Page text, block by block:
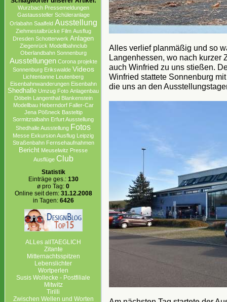
Wurzbach Pressemeldungen
Gastaussteller Schüleranlage
Orlabahn Saalfeld Ausstellung
Ziehmestalbrücke Film Ausflug
Dresden Schotterwerk Anlagen
Ziegenrück Modellbahnclub
Oberlandbahn Sonnenburg
Ausstellungen Corona projekte
Sonnenburg Erikswalde Videos
Lichtentanne Leutenberg
Eisenbahnwanderungen Eisenbahn
Shedhalle Umzug Foto Anlagenbau
Döbeln Langenthal Blankenstein
Modellbau Heberndorf Faller-Car
Jena Pößneck Basteltip
Sormitztalbahn Erfurt Ausstellung
Shedhalle Ausstellung Fotos
Messe Exkursion Ausflug Leipzig
Straßenbahn Fernsehaufnahmen
Bericht Meuselwitz Presse
Ausflüge Club
Statistik
Einträge ges.: 130
ø pro Tag: 0
Online seit dem: 31.12.2008
in Tagen: 6426
ALLes allTAEGLICH
Zitante
Mitternachtsspitzen
Lebenslichter
Wortperlen
Susis Wollecke - Postfiliale
Mitwitz
Tirilli
Zwischen Wellen und Worten
Alles verlief planmäßig und so
Langenhessen, wo nach kurzer
auch Winfried zu uns stießen.
Winfried stattete Sonnenburg
die uns an den